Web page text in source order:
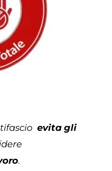
evita gli
.